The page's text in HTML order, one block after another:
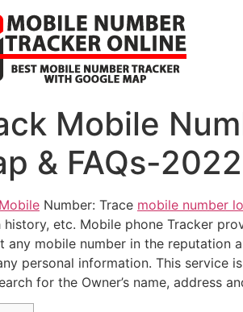
Mobile
& FAQs-2022
Number: Trace mobile number
history, etc. Mobile phone Tracker
any mobile number in the reputation
personal information. This service
for the Owner’s name, address